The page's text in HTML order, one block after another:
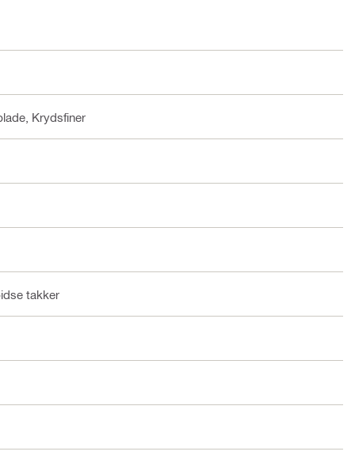
Krydsfiner
takker